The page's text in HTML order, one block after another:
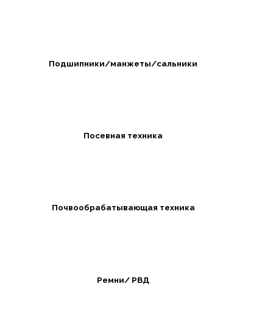
Подшипники/манжеты/сальники
Посевная техника
Почвообрабатывающая техника
Ремни/ РВД